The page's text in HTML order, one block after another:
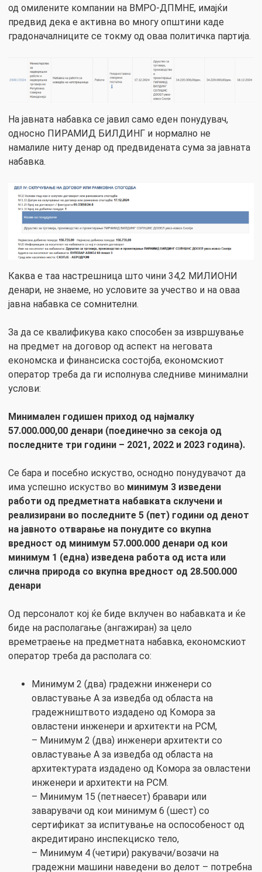
од омилените компании на ВМРО-ДПМНЕ, имајќи
предвид дека е активна во многу општини каде
градоначалниците се токму од оваа политичка партија.
На јавната набавка се јавил само еден понудувач,
односно ПИРАМИД БИЛДИНГ и нормално не
намалиле ниту денар од предвидената сума за јавната
набавка.
Каква е таа настрешница што чини 34,2 МИЛИОНИ
денари, не знаеме, но условите за учество и на оваа
јавна набавка се сомнителни.
За да се квалификува како способен за извршување
на предмет на договор од аспект на неговата
економска и финансиска состојба, економскиот
оператор треба да ги исполнува следниве минимални
услови:
Минимален годишен приход од најмалку
57.000.000,00 денари (поединечно за секоја од
последните три години – 2021, 2022 и 2023 година).
Се бара и посебно искуство, оснодно понудувачот да
има успешно искуство во минимум 3 изведени
работи од предметната набавката склучени и
реализирани во последните 5 (пет) години од денот
на јавното отварање на понудите со вкупна
вредност од минимум 57.000.000 денари од кои
минимум 1 (една) изведенa работа од иста или
слична природа со вкупна вредност од 28.500.000
денари
Од персоналот кој ќе биде вклучен во набавката и ќе
биде на располагање (ангажиран) за цело
времетраење на предметната набавка, економскиот
оператор треба да располага со:
Минимум 2 (два) градежни инженери со
овластување А за изведба од областа на
градежништвото издадено од Комора за
овластени инженери и архитекти на РСМ,
– Минимум 2 (два) инженери архитекти со
овластување А за изведба од областа на
архитектурата издадено од Комора за овластени
инженери и архитекти на РСМ.
– Минимум 15 (петнаесет) бравари или
заварувачи од кои минимум 6 (шест) со
сертификат за испитување на оспособеност од
акредитирано инспекциско тело,
– Минимум 4 (четири) ракувачи/возачи на
градежни машини наведени во делот – потребна